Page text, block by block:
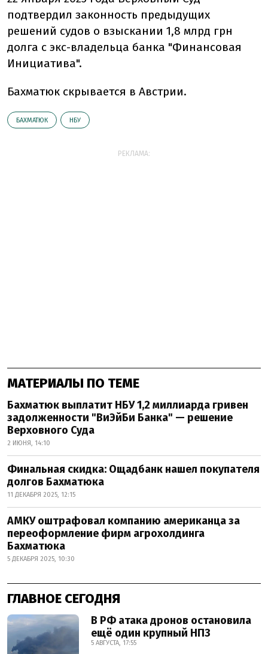
подтвердил законность предыдущих
решений судов о взыскании 1,8 млрд грн
долга с экс-владельца банка "Финансовая
Инициатива".
Бахматюк скрывается в Австрии.
БАХМАТЮК НБУ
РЕКЛАМА:
МАТЕРИАЛЫ ПО ТЕМЕ
Бахматюк выплатит НБУ 1,2 миллиарда гривен
задолженности "ВиЭйБи Банка" — решение
Верховного Суда
2 ИЮНЯ, 14:10
Финальная скидка: Ощадбанк нашел покупателя
долгов Бахматюка
11 ДЕКАБРЯ 2025, 12:15
АМКУ оштрафовал компанию американца за
переоформление фирм агрохолдинга
Бахматюка
5 ДЕКАБРЯ 2025, 10:30
ГЛАВНОЕ СЕГОДНЯ
В РФ атака дронов остановила
ещё один крупный НПЗ
5 АВГУСТА, 17:55